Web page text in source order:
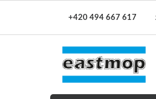
+420 494 667 617